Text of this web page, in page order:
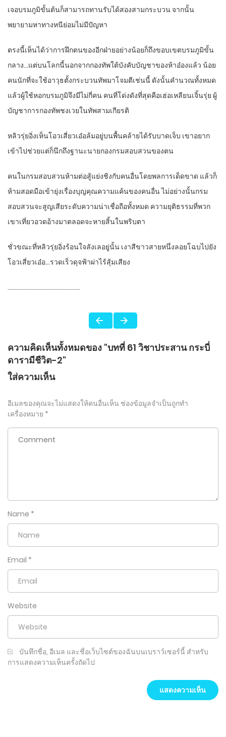
เจอบรมภูมิขั้นต้นก็สามารถทานรับได้สองสามกระบวน จากนั้น
พยายามหาทางหนีย่อมไม่มีปัญหา
ตรงนี้เห็นได้ว่าการฝึกตนของอีกฝ่ายอย่างน้อยก็ถึงขอบเขตบรมภูมิขั้น
กลาง…แต่บนโลกนี้นอกจากกองทัพใต้บังคับบัญชาของห้าอ๋องแล้ว น้อย
คนนักที่จะใช้อาวุธตั้งกระบวนทัพมาโจมตีเช่นนี้ ดังนั้นคำนวณทั้งหมด
แล้วผู้ใช้หอกบรมภูมิจึงมีไม่กี่คน คนที่โด่งดังที่สุดคือเฮ่อเหลียนเจิ้นรุ่ย ผู้
บัญชาการกองทัพชงเวยในทัพสามเกียรติ
หลิวรุ่ยอิ่งเห็นโอวเสี่ยวเอ๋อล้มอยู่บนพื้นคล้ายได้รับบาดเจ็บ เขาอยาก
เข้าไปช่วยแต่ก็นึกถึงฐานะนายกองกรมสอบสวนของตน
คนในกรมสอบสวนห้ามต่อสู้แย่งชิงกับคนอื่นโดยพลการเด็ดขาด แล้วก็
ห้ามสอดมือเข้ายุ่งเรื่องบุญคุณความแค้นของคนอื่น ไม่อย่างนั้นกรม
สอบสวนจะสูญเสียระดับความน่าเชื่อถือทั้งหมด ความยุติธรรมที่พวก
เขาเที่ยวอวดอ้างมาตลอดจะหายสิ้นในพริบตา
ชั่วขณะที่หลิวรุ่ยอิ่งร้อนใจลังเลอยู่นั้น เงาสีขาวสายหนึ่งลอยโฉบไปยัง
โอวเสี่ยวเอ๋อ…รวดเร็วดุจฟ้าผ่าไร้สุ้มเสียง
…………………………………………
ความคิดเห็นทั้งหมดของ "บทที่ 61 วิชาประสาน กระบี่
ดารามีชีวิต-2"
ใส่ความเห็น
อีเมลของคุณจะไม่แสดงให้คนอื่นเห็น ช่องข้อมูลจำเป็นถูกทำ
เครื่องหมาย *
Name *
Email *
Website
บันทึกชื่อ, อีเมล และชื่อเว็บไซต์ของฉันบนเบราว์เซอร์นี้ สำหรับ
การแสดงความเห็นครั้งถัดไป